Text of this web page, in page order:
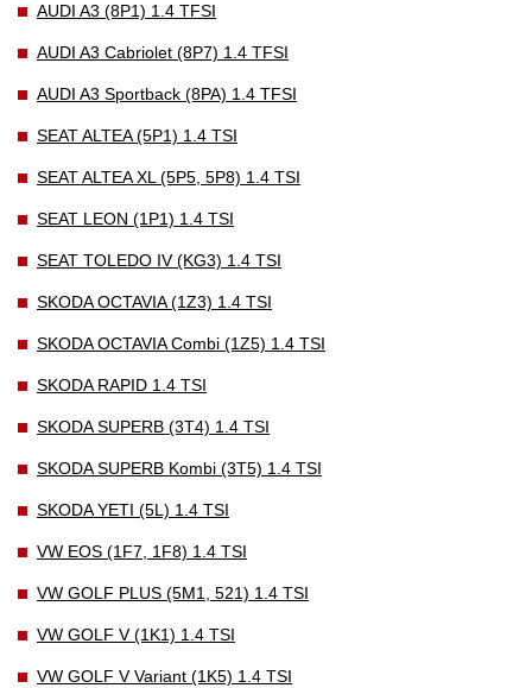
AUDI A3 (8P1) 1.4 TFSI
AUDI A3 Cabriolet (8P7) 1.4 TFSI
AUDI A3 Sportback (8PA) 1.4 TFSI
SEAT ALTEA (5P1) 1.4 TSI
SEAT ALTEA XL (5P5, 5P8) 1.4 TSI
SEAT LEON (1P1) 1.4 TSI
SEAT TOLEDO IV (KG3) 1.4 TSI
SKODA OCTAVIA (1Z3) 1.4 TSI
SKODA OCTAVIA Combi (1Z5) 1.4 TSI
SKODA RAPID 1.4 TSI
SKODA SUPERB (3T4) 1.4 TSI
SKODA SUPERB Kombi (3T5) 1.4 TSI
SKODA YETI (5L) 1.4 TSI
VW EOS (1F7, 1F8) 1.4 TSI
VW GOLF PLUS (5M1, 521) 1.4 TSI
VW GOLF V (1K1) 1.4 TSI
VW GOLF V Variant (1K5) 1.4 TSI